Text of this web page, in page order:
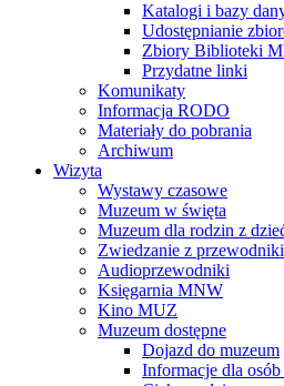
Katalogi i bazy
Udostępnianie
Zbiory Biblioteki
Przydatne linki
Komunikaty
Informacja RODO
Materiały do pobrania
Archiwum
Wizyta
Wystawy czasowe
Muzeum w święta
Muzeum dla rodzin z
Zwiedzanie z
Audioprzewodniki
Księgarnia MNW
Kino MUZ
Muzeum dostępne
Dojazd do muzeum
Informacje dla osób